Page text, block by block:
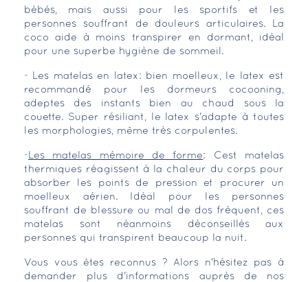
bébés, mais aussi pour les sportifs et les
personnes souffrant de douleurs articulaires. La
coco aide à moins transpirer en dormant, idéal
pour une superbe hygiène de sommeil.
- Les matelas en latex: bien moelleux, le latex est
recommandé pour les dormeurs cocooning,
adeptes des instants bien au chaud sous la
couette. Super résiliant, le latex s'adapte à toutes
les morphologies, même très corpulentes.
- Les matelas mémoire de forme: Cest matelas
thermiques réagissent à la chaleur du corps pour
absorber les points de pression et procurer un
moelleux aérien. Idéal pour les personnes
souffrant de blessure ou mal de dos fréquent, ces
matelas sont néanmoins déconseillés aux
personnes qui transpirent beaucoup la nuit.
Vous vous êtes reconnus ? Alors n'hésitez pas à
demander plus d'informations auprès de nos